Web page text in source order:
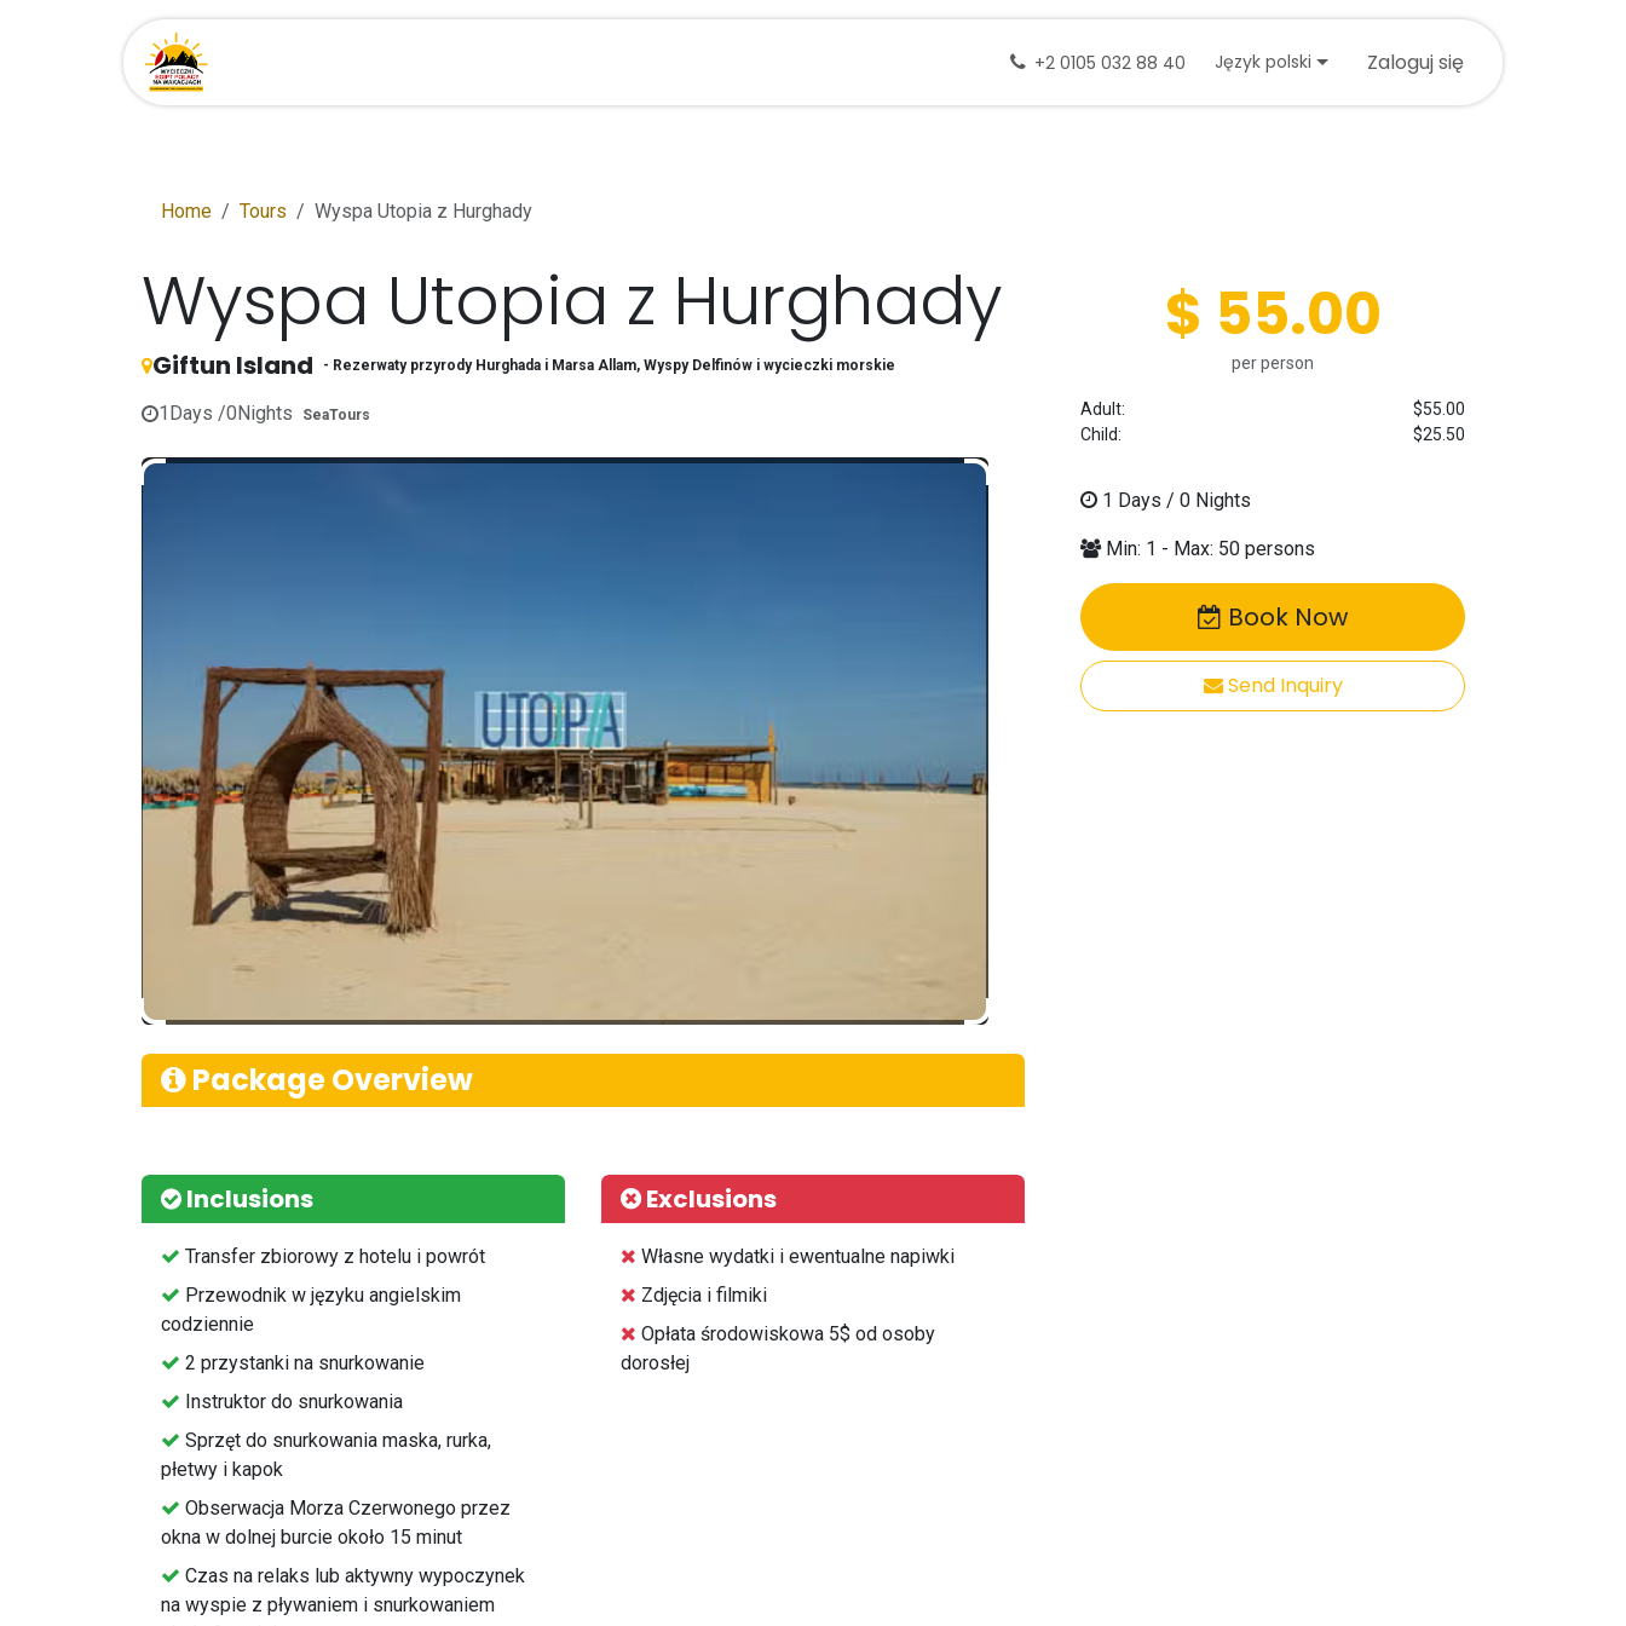
Przejdź do zawartości
Skontaktuj się z nami
+2 0105 032 88 40 Język polski Zaloguj się
Home Tours Wyspa Utopia z Hurghady
Wyspa Utopia z Hurghady
Giftun Island - Rezerwaty przyrody Hurghada i Marsa Allam, Wyspy Delfinów i wycieczki morskie
1Days /0Nights SeaTours
Package Overview
Inclusions
⁠Transfer zbiorowy z hotelu i powrót
⁠Przewodnik w języku angielskim
codziennie
2 przystanki na snurkowanie
⁠Instruktor do snurkowania
⁠Sprzęt do snurkowania maska, rurka,
płetwy i kapok
⁠Obserwacja Morza Czerwonego przez
okna w dolnej burcie około 15 minut
Czas na relaks lub aktywny wypoczynek
na wyspie z pływaniem i snurkowaniem
Exclusions
⁠Własne wydatki i ewentualne napiwki
⁠Zdjęcia i filmiki
⁠Opłata środowiskowa 5$ od osoby
dorosłej
$ 55.00
per person
Adult:
$55.00
Child:
$25.50
1 Days / 0 Nights
Min: 1 - Max: 50 persons
Book Now
Send Inquiry